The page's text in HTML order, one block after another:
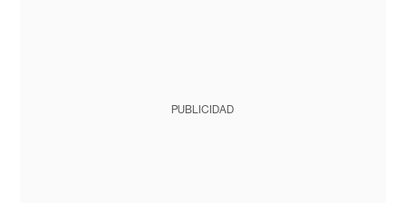
PUBLICIDAD